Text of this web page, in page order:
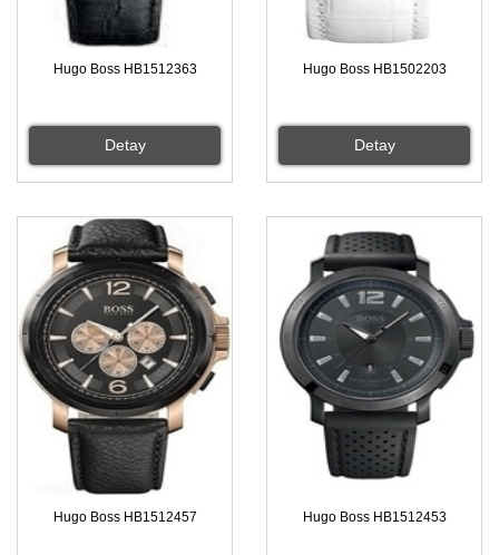
Hugo Boss HB1512363
Detay
Hugo Boss HB1502203
Detay
Hugo Boss HB1512457 Hugo Boss HB1512453